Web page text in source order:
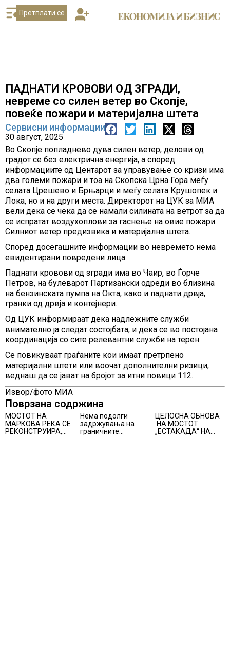
Претплати се
ПАДНАТИ КРОВОВИ ОД ЗГРАДИ,
невреме со силен ветер во Скопје,
повеќе пожари и материјална штета
Сервисни информации
30 август, 2025
Во Скопје попладнево дува силен ветер, делови од
градот се без електрична енергија, а според
информациите од Центарот за управување со кризи има
два големи пожари и тоа на Скопска Црна Гора меѓу
селата Црешево и Брњарци и меѓу селата Крушопек и
Лока, но и на други места. Директорот на ЦУК за МИА
вели дека се чека да се намали силината на ветрот за да
се испратат воздухоплови за гаснење на овие пожари.
Силниот ветер предизвика и материјална штета.
Според досегашните информации во невремето нема
евидентирани повредени лица.
Паднати кровови од згради има во Чаир, во Ѓорче
Петров, на булеварот Партизански одреди во близина
на бензинската пумпа на Окта, како и паднати дрвја,
гранки од дрвја и контејнери.
Од ЦУК информираат дека надлежните служби
внимателно ја следат состојбата, и дека се во постојана
координација со сите релевантни служби на терен.
Се повикуваат граѓаните кои имаат претрпено
материјални штети или воочат дополнителни ризици,
веднаш да се јават на бројот за итни повици 112.
Извор/фото МИА
Поврзана содржина
МОСТОТ НА
МАРКОВА РЕКА СЕ
РЕКОНСТРУИРА,
Нема подолги
задржувања на
граничните
ЦЕЛОСНА ОБНОВА
НА МОСТОТ
„ЕСТАКАДА“ НА